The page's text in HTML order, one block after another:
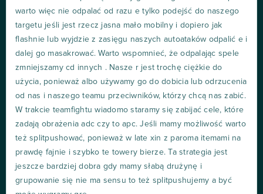
warto więc nie odpalać od razu e tylko podejść do naszego
targetu jeśli jest rzecz jasna mało mobilny i dopiero jak
flashnie lub wyjdzie z zasięgu naszych autoataków odpalić e i
dalej go masakrować. Warto wspomnieć, że odpalając spele
zmniejszamy cd innych . Nasze r jest trochę ciężkie do
użycia, ponieważ albo używamy go do dobicia lub odrzucenia
od nas i naszego teamu przeciwników, którzy chcą nas zabić.
W trakcie teamfightu wiadomo staramy się zabijać cele, które
zadają obrażenia adc czy to apc. Jeśli mamy możliwość warto
też splitpushować, ponieważ w late xin z paroma itemami na
prawdę fajnie i szybko te towery bierze. Ta strategia jest
jeszcze bardziej dobra gdy mamy słabą drużynę i
grupowanie się nie ma sensu to też splitpushujemy a być